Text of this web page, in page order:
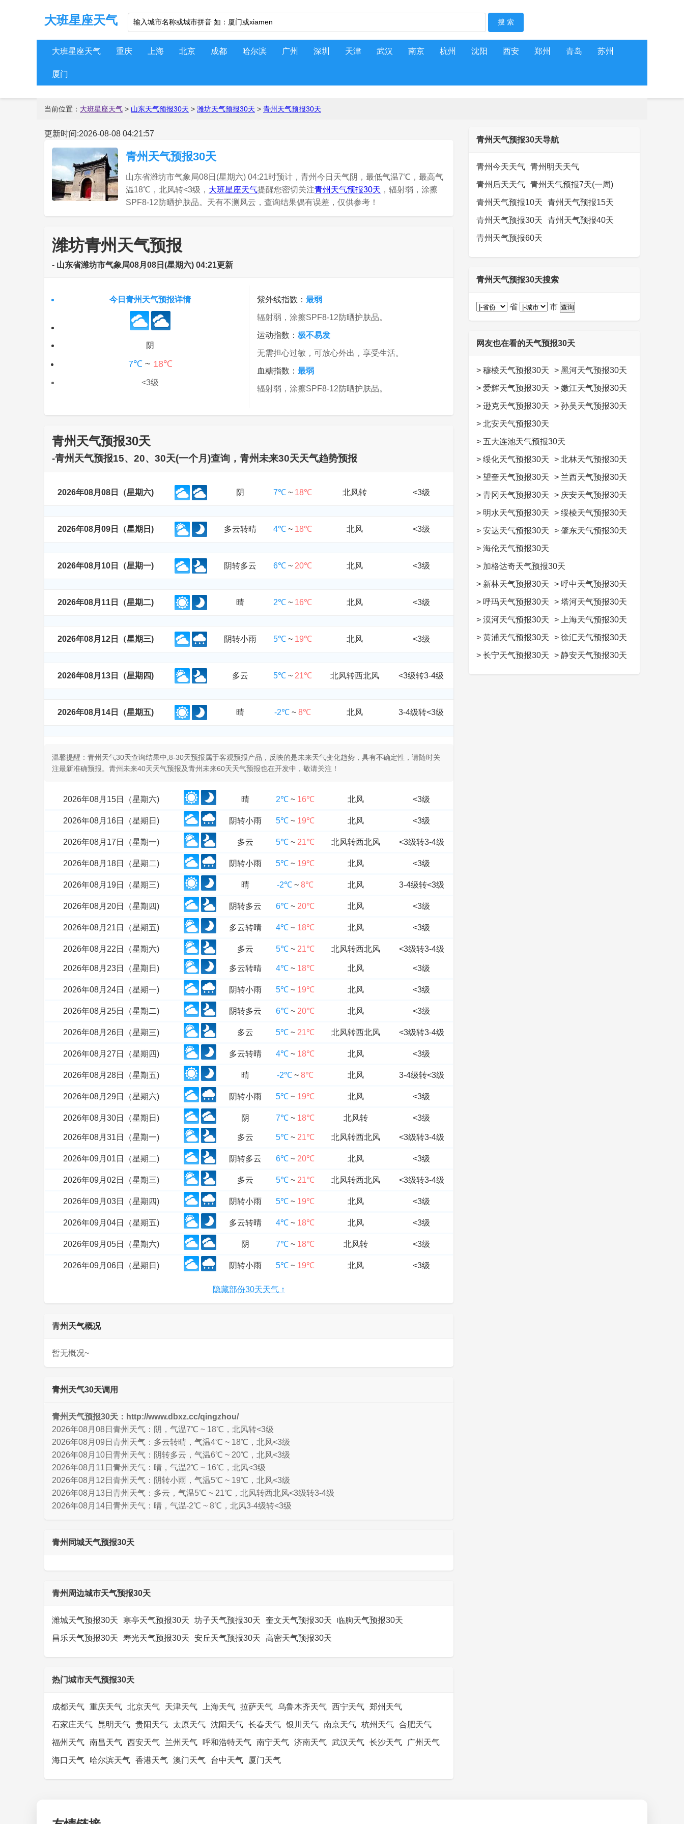
大班星座天气
大班星座天气 重庆 上海 北京 成都 哈尔滨 广州 深圳 天津 武汉 南京 杭州 沈阳 西安 郑州 青岛 苏州
厦门
当前位置： 大班星座天气 > 山东天气预报30天 > 潍坊天气预报30天 > 青州天气预报30天
更新时间:2026-08-08 04:21:57
青州天气预报30天
山东省潍坊市气象局08日(星期六) 04:21时预计，青州今日天气阴，最低气温7℃，最高气
温18℃，北风转<3级， 大班星座天气提醒您密切关注青州天气预报30天 ，辐射弱，涂擦
SPF8-12防晒护肤品。天有不测风云，查询结果偶有误差，仅供参考！
潍坊青州天气预报
- 山东省潍坊市气象局08月08日(星期六) 04:21更新
今日青州天气预报详情
阴
7℃~ 18℃
<3级
紫外线指数： 最弱
辐射弱，涂擦SPF8-12防晒护肤品。
运动指数： 极不易发
无需担心过敏，可放心外出，享受生活。
血糖指数： 最弱
辐射弱，涂擦SPF8-12防晒护肤品。
青州天气预报30天
-青州天气预报15、20、30天(一个月)查询，青州未来30天天气趋势预报
2026年08月08日（星期六) 阴 7℃ ~ 18℃ 北风转 <3级
2026年08月09日（星期日) 多云转晴 4℃ ~ 18℃ 北风 <3级
2026年08月10日（星期一) 阴转多云 6℃ ~ 20℃ 北风 <3级
2026年08月11日（星期二) 晴 2℃ ~ 16℃ 北风 <3级
2026年08月12日（星期三) 阴转小雨 5℃ ~ 19℃ 北风 <3级
2026年08月13日（星期四) 多云 5℃ ~ 21℃ 北风转西北风 <3级转3-4级
2026年08月14日（星期五) 晴 -2℃ ~ 8℃ 北风 3-4级转<3级
温馨提醒：青州天气30天查询结果中,8-30天预报属于客观预报产品，反映的是未来天气变化趋势，具有不确定性，请随时关
注最新准确预报。青州未来40天天气预报及青州未来60天天气预报也在开发中，敬请关注！
2026年08月15日（星期六) 晴 2℃~ 16℃ 北风 <3级
2026年08月16日（星期日) 阴转小雨 5℃~ 19℃ 北风 <3级
2026年08月17日（星期一) 多云 5℃~ 21℃ 北风转西北风 <3级转3-4级
2026年08月18日（星期二) 阴转小雨 5℃~ 19℃ 北风 <3级
2026年08月19日（星期三) 晴 -2℃~ 8℃ 北风 3-4级转<3级
2026年08月20日（星期四) 阴转多云 6℃~ 20℃ 北风 <3级
2026年08月21日（星期五) 多云转晴 4℃~ 18℃ 北风 <3级
2026年08月22日（星期六) 多云 5℃~ 21℃ 北风转西北风 <3级转3-4级
2026年08月23日（星期日) 多云转晴 4℃~ 18℃ 北风 <3级
2026年08月24日（星期一) 阴转小雨 5℃~ 19℃ 北风 <3级
2026年08月25日（星期二) 阴转多云 6℃~ 20℃ 北风 <3级
2026年08月26日（星期三) 多云 5℃~ 21℃ 北风转西北风 <3级转3-4级
2026年08月27日（星期四) 多云转晴 4℃~ 18℃ 北风 <3级
2026年08月28日（星期五) 晴 -2℃~ 8℃ 北风 3-4级转<3级
2026年08月29日（星期六) 阴转小雨 5℃~ 19℃ 北风 <3级
2026年08月30日（星期日) 阴 7℃~ 18℃ 北风转 <3级
2026年08月31日（星期一) 多云 5℃~ 21℃ 北风转西北风 <3级转3-4级
2026年09月01日（星期二) 阴转多云 6℃~ 20℃ 北风 <3级
2026年09月02日（星期三) 多云 5℃~ 21℃ 北风转西北风 <3级转3-4级
2026年09月03日（星期四) 阴转小雨 5℃~ 19℃ 北风 <3级
2026年09月04日（星期五) 多云转晴 4℃~ 18℃ 北风 <3级
2026年09月05日（星期六) 阴 7℃~ 18℃ 北风转 <3级
2026年09月06日（星期日) 阴转小雨 5℃~ 19℃ 北风 <3级
隐藏部份30天天气 ↑
青州天气概况
暂无概况~
青州天气30天调用
青州天气预报30天：http://www.dbxz.cc/qingzhou/
2026年08月08日青州天气：阴，气温7℃ ~ 18℃，北风转<3级
2026年08月09日青州天气：多云转晴，气温4℃ ~ 18℃，北风<3级
2026年08月10日青州天气：阴转多云，气温6℃ ~ 20℃，北风<3级
2026年08月11日青州天气：晴，气温2℃ ~ 16℃，北风<3级
2026年08月12日青州天气：阴转小雨，气温5℃ ~ 19℃，北风<3级
2026年08月13日青州天气：多云，气温5℃ ~ 21℃，北风转西北风<3级转3-4级
2026年08月14日青州天气：晴，气温-2℃ ~ 8℃，北风3-4级转<3级
青州同城天气预报30天
青州周边城市天气预报30天
潍城天气预报30天 寒亭天气预报30天 坊子天气预报30天 奎文天气预报30天 临朐天气预报30天
昌乐天气预报30天 寿光天气预报30天 安丘天气预报30天 高密天气预报30天
热门城市天气预报30天
成都天气 重庆天气 北京天气 天津天气 上海天气 拉萨天气 乌鲁木齐天气 西宁天气 郑州天气
石家庄天气 昆明天气 贵阳天气 太原天气 沈阳天气 长春天气 银川天气 南京天气 杭州天气 合肥天气
福州天气 南昌天气 西安天气 兰州天气 呼和浩特天气 南宁天气 济南天气 武汉天气 长沙天气 广州天气
海口天气 哈尔滨天气 香港天气 澳门天气 台中天气 厦门天气
青州天气预报30天导航
青州今天天气 青州明天天气
青州后天天气 青州天气预报7天(一周)
青州天气预报10天 青州天气预报15天
青州天气预报30天 青州天气预报40天
青州天气预报60天
青州天气预报30天搜索
省 市
网友也在看的天气预报30天
> 穆棱天气预报30天 > 黑河天气预报30天
> 爱辉天气预报30天 > 嫩江天气预报30天
> 逊克天气预报30天 > 孙吴天气预报30天
> 北安天气预报30天
> 五大连池天气预报30天
> 绥化天气预报30天 > 北林天气预报30天
> 望奎天气预报30天 > 兰西天气预报30天
> 青冈天气预报30天 > 庆安天气预报30天
> 明水天气预报30天 > 绥棱天气预报30天
> 安达天气预报30天 > 肇东天气预报30天
> 海伦天气预报30天
> 加格达奇天气预报30天
> 新林天气预报30天 > 呼中天气预报30天
> 呼玛天气预报30天 > 塔河天气预报30天
> 漠河天气预报30天 > 上海天气预报30天
> 黄浦天气预报30天 > 徐汇天气预报30天
> 长宁天气预报30天 > 静安天气预报30天